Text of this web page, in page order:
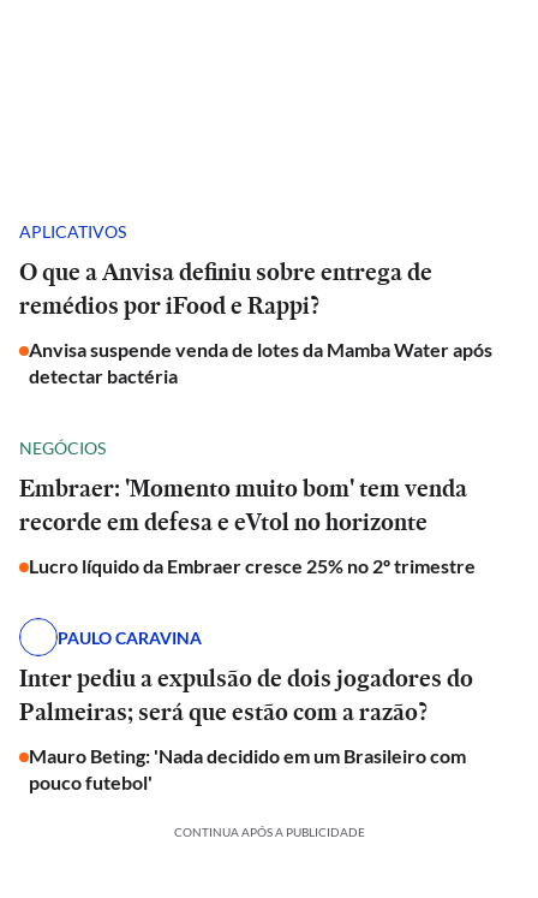
APLICATIVOS
O que a Anvisa definiu sobre entrega de
remédios por iFood e Rappi?
Anvisa suspende venda de lotes da Mamba Water após
detectar bactéria
NEGÓCIOS
Embraer: 'Momento muito bom' tem venda
recorde em defesa e eVtol no horizonte
Lucro líquido da Embraer cresce 25% no 2º trimestre
PAULO CARAVINA
Inter pediu a expulsão de dois jogadores do
Palmeiras; será que estão com a razão?
Mauro Beting: 'Nada decidido em um Brasileiro com
pouco futebol'
CONTINUA APÓS A PUBLICIDADE